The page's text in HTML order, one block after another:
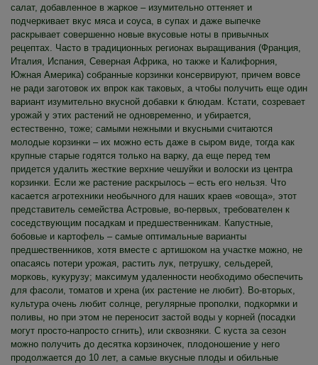
салат, добавленное в жаркое – изумительно оттеняет и
подчеркивает вкус мяса и соуса, в супах и даже выпечке
раскрывает совершенно новые вкусовые ноты в привычных
рецептах. Часто в традиционных регионах выращивания (Франция,
Италия, Испания, Северная Африка, но также и Калифорния,
Южная Америка) собранные корзинки консервируют, причем вовсе
не ради заготовок их впрок как таковых, а чтобы получить еще один
вариант изумительно вкусной добавки к блюдам. Кстати, созревает
урожай у этих растений не одновременно, и убирается,
естественно, тоже; самыми нежными и вкусными считаются
молодые корзинки – их можно есть даже в сыром виде, тогда как
крупные старые годятся только на варку, да еще перед тем
придется удалить жесткие верхние чешуйки и волоски из центра
корзинки. Если же растение раскрылось – есть его нельзя. Что
касается агротехники необычного для наших краев «овоща», этот
представитель семейства Астровые, во-первых, требователен к
соседствующим посадкам и предшественникам. Капустные,
бобовые и картофель – самые оптимальные варианты
предшественников, хотя вместе с артишоком на участке можно, не
опасаясь потери урожая, растить лук, петрушку, сельдерей,
морковь, кукурузу; максимум удаленности необходимо обеспечить
для фасоли, томатов и хрена (их растение не любит). Во-вторых,
культура очень любит солнце, регулярные прополки, подкормки и
поливы, но при этом не переносит застой воды у корней (посадки
могут просто-напросто сгнить), или сквозняки. С куста за сезон
можно получить до десятка корзиночек, плодоношение у него
продолжается до 10 лет, а самые вкусные плоды и обильные